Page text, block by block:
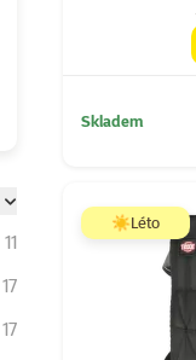
11
17
17
Skladem
☀️Léto